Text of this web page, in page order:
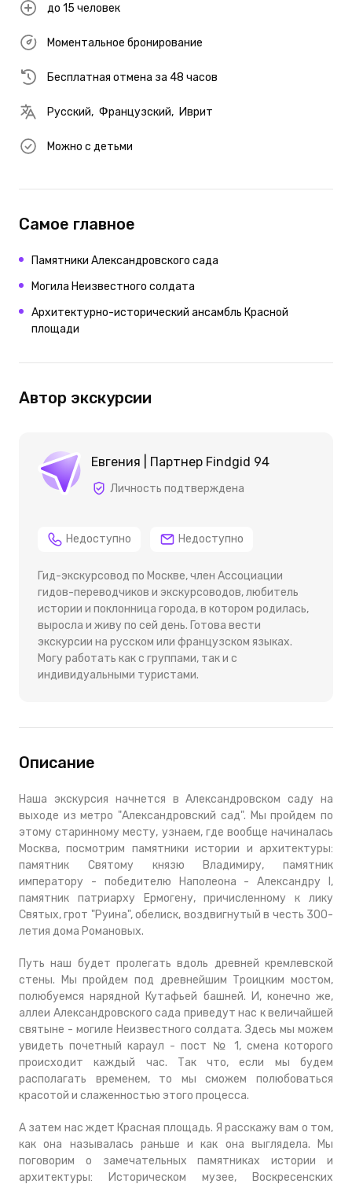
до 15 человек
Моментальное бронирование
Бесплатная отмена за 48 часов
Русский, Французский, Иврит
Можно с детьми
Самое главное
Памятники Александровского сада
Могила Неизвестного солдата
Архитектурно-исторический ансамбль Красной
площади
Автор экскурсии
Евгения | Партнер Findgid 94
Личность подтверждена
Недоступно Недоступно
Гид-экскурсовод по Москве, член Ассоциации
гидов-переводчиков и экскурсоводов, любитель
истории и поклонница города, в котором родилась,
выросла и живу по сей день. Готова вести
экскурсии на русском или французском языках.
Могу работать как с группами, так и с
индивидуальными туристами.
Описание
Наша экскурсия начнется в Александровском саду на
выходе из метро "Александровский сад". Мы пройдем по
этому старинному месту, узнаем, где вообще начиналась
Москва, посмотрим памятники истории и архитектуры:
памятник Святому князю Владимиру, памятник
императору - победителю Наполеона - Александру I,
памятник патриарху Ермогену, причисленному к лику
Святых, грот "Руина", обелиск, воздвигнутый в честь 300-
летия дома Романовых.
Путь наш будет пролегать вдоль древней кремлевской
стены. Мы пройдем под древнейшим Троицким мостом,
полюбуемся нарядной Кутафьей башней. И, конечно же,
аллеи Александровского сада приведут нас к величайшей
святыне - могиле Неизвестного солдата. Здесь мы можем
увидеть почетный караул - пост № 1, смена которого
происходит каждый час. Так что, если мы будем
располагать временем, то мы сможем полюбоваться
красотой и слаженностью этого процесса.
А затем нас ждет Красная площадь. Я расскажу вам о том,
как она называлась раньше и как она выглядела. Мы
поговорим о замечательных памятниках истории и
архитектуры: Историческом музее, Воскресенских